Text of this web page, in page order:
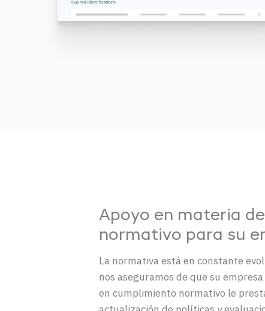
Apoyo en materia
normativo para su
La normativa está en constante
nos aseguramos de que su
en cumplimiento normativo le